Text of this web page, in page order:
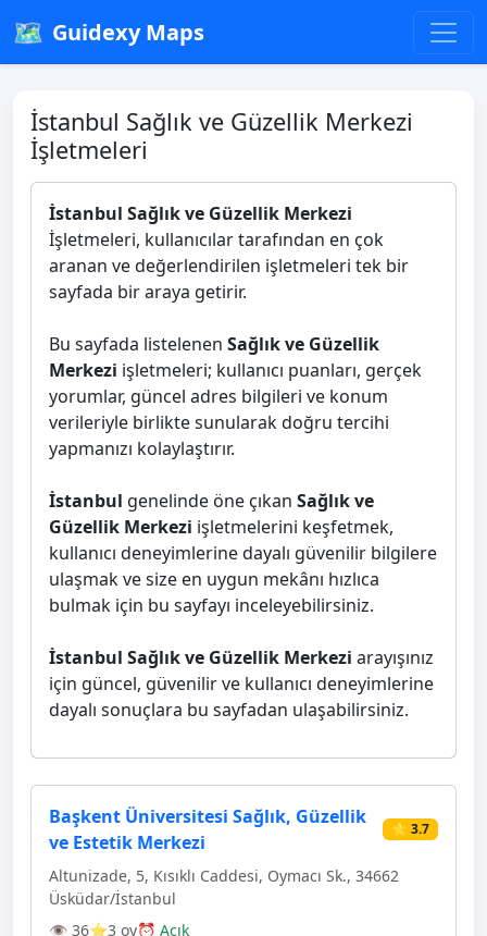
🗺️ Guidexy Maps
İstanbul Sağlık ve Güzellik Merkezi
İşletmeleri
İstanbul Sağlık ve Güzellik Merkezi
İşletmeleri, kullanıcılar tarafından en çok
aranan ve değerlendirilen işletmeleri tek bir
sayfada bir araya getirir.
Bu sayfada listelenen Sağlık ve Güzellik
Merkezi işletmeleri; kullanıcı puanları, gerçek
yorumlar, güncel adres bilgileri ve konum
verileriyle birlikte sunularak doğru tercihi
yapmanızı kolaylaştırır.
İstanbul genelinde öne çıkan Sağlık ve
Güzellik Merkezi işletmelerini keşfetmek,
kullanıcı deneyimlerine dayalı güvenilir bilgilere
ulaşmak ve size en uygun mekânı hızlıca
bulmak için bu sayfayı inceleyebilirsiniz.
İstanbul Sağlık ve Güzellik Merkezi arayışınız
için güncel, güvenilir ve kullanıcı deneyimlerine
dayalı sonuçlara bu sayfadan ulaşabilirsiniz.
Başkent Üniversitesi Sağlık, Güzellik
ve Estetik Merkezi
⭐ 3.7
Altunizade, 5, Kısıklı Caddesi, Oymacı Sk., 34662
Üsküdar/İstanbul
👁 36⭐3 oy⏰ Açık